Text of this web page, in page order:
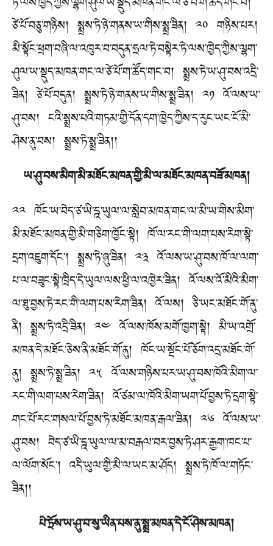
ཙེ་པོ་བཅུ་གཉིས། སྨྲས་ཏེ་ཉེ་གནས་ཡ་གིས་སྨྲ་ཟིན། ༢༠ གཉིས་པར།
མི་སྟོང་ཕྲག་བཞི་ལ་འཁུར་བ་བདུན་ཧྲལ་ཏེ་བསྟེར་ཏེ་ལས་ཁྱེད་ཀྱིས་ལྷག་
ཤུལ་ཡ་སྡུད་མཁན་གང་ལ་ཙེ་པོ་ག་ཚོད་གང་བ། སྨྲས་ཏེ་ཡ་ཤུ་བས་འདྲི་
ཟིན། ཙེ་པོ་བདུན། སྨྲས་ཏེ་ཉེ་གནས་ཡ་གིས་སྨྲ་ཟིན། ༢༡ འོ་ལས་ཡ་
ཤུ་བས། ངའི་སྨྲས་པའི་གཏམ་གྱི་དོན་དག་ཁྱེད་ཀྱིས་ད་རུང་ཡང་ངོ་མི་
ཤེས་ནུ་བས། སྨྲས་ཏེ་སྨྲ་ཟིན།།
ཡ་ཤུ་བས་མིག་མི་མཐོང་མཁན་གྱི་མི་ལ་མཐོང་མཁན་བཟོ་མཁན།
༢༢ ཁོང་ཡ་བེད་ཙ་ཡི་དྰ་ཡུལ་ལ་སླེབ་མཁན་གང་ལ་མི་ཡ་གིས་མིག་
མི་མཐོང་མཁན་གྱི་མི་གཅིག་ཁྱོང་སྟེ། ཁོ་ལ་རང་གི་ལག་པས་རེག་སྟེ་
དྲག་འཇུག་དོང་། སྨྲས་ཏེ་ཞུ་ཟིན། ༢༣ འོ་ལས་ཡ་ཤུ་བས་ཁོ་ལ་ལག་
པ་ལ་བཟུང་སྟེ་ཁྲིད་དེ་ཡུལ་ལས་ཕྱི་ལ་འཁྱེར་ཟིན། འོ་ལས་འོ་མིའི་མིག་
ལ་ཐུ་བྱས་ཏེ་རང་གི་ལག་པས་རེག་ཟིན། འོ་ལས། ཅི་ཡང་མཐོང་གོ་ནུ་
ནི། སྨྲས་ཏེ་འདྲི་ཟིན། ༢༤ འོ་ལས་ཁོས་མགོ་ཁྱག་སྟེ། མི་ཡ་འགྲོ་
མཁན་དེ་མཐོང་ཅེས་ནི་མཐོང་གོ་ནུ། ཁོང་ཡ་སྡོང་པོ་ཅོག་འདྲ་མཐོང་གོ་
ནུ། སྨྲས་ཏེ་སྨྲ་ཟིན། ༢༥ འོ་ལས་གཉིས་པར་ཡ་ཤུ་བས་ཁོའི་མིག་ལ་
རང་གི་ལག་པས་རེག་ཟིན། འོ་ཙམ་ལ་ཁོའི་མིག་ཡག་པོ་བྱས་ཏེ་དྲག་སྟེ་
གང་པོ་རང་གསལ་པོ་བྱས་ཏེ་མཐོང་མཁན་རྒལ་ཟིན། ༢༦ འོ་ལས་ཡ་
ཤུ་བས། བེད་ཙ་ཡི་དྰ་ཡུལ་ལ་མ་བརྒལ་བར་བྱས་ཏེ་ཤར་རྒྱག་ཁང་པ་
ལ་ལོག་སོང་། འདི་ཡུལ་གྱི་མི་ལ་ཡང་མ་ཤོད། སྨྲས་ཏེ་ཁོ་ལ་གཏོང་
ཟིན།།
པེ་ཏྲོས་ཡ་ཤུ་བ་སུ་ཡིན་པས་ནུ་སྨྲ་མཁན་དེ་ངོ་ཤེས་མཁན།